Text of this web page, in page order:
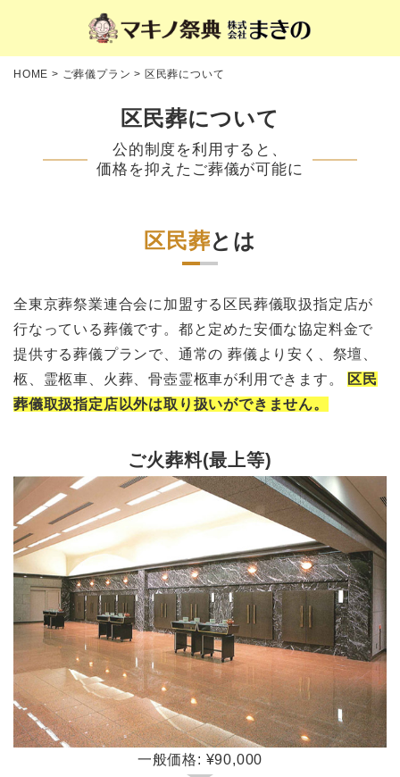
HOME > ご葬儀プラン > 区民葬について
区民葬について
公的制度を利用すると、
価格を抑えたご葬儀が可能に
区民葬とは
全東京葬祭業連合会に加盟する区民葬儀取扱指定店が
行なっている葬儀です。都と定めた安価な協定料金で
提供する葬儀プランで、通常の 葬儀より安く、祭壇、
柩、霊柩車、火葬、骨壺霊柩車が利用できます。
区民
葬儀取扱指定店以外は取り扱いができません。
ご火葬料(最上等)
一般価格: ¥90,000